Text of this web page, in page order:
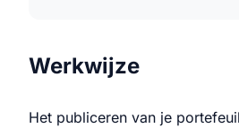
Werkwijze
Het publiceren van je